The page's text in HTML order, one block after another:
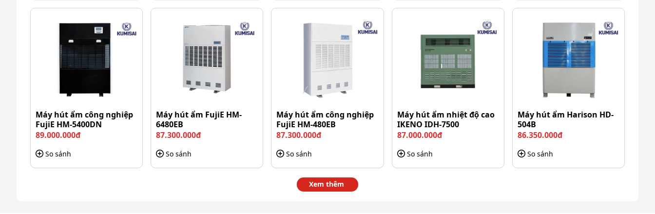
Máy hút ẩm công nghiệp
FujiE HM-5400DN
89.000.000đ
So sánh
Máy hút ẩm FujiE HM-
6480EB
87.300.000đ
So sánh
Máy hút ẩm công nghiệp
FujiE HM-480EB
87.300.000đ
So sánh
Máy hút ẩm nhiệt độ cao
IKENO IDH-7500
87.000.000đ
So sánh
Máy hút ẩm Harison HD-
504B
86.350.000đ
So sánh
Xem thêm